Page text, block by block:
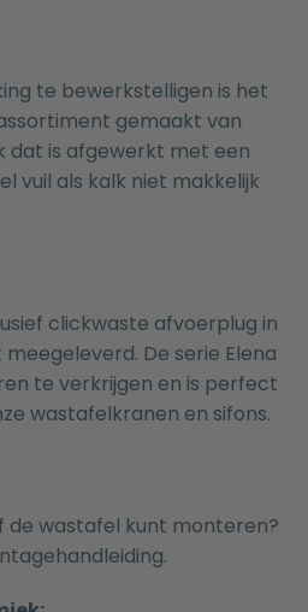
te bewerkstelligen is het
gemaakt van
dat is afgewerkt met een
vuil als kalk niet makkelijk
clickwaste afvoerplug in
De serie Elena
te verkrijgen en is perfect
wastafelkranen en sifons.
de wastafel kunt monteren?